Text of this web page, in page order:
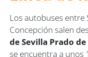
Los autobuses entre
Concepción salen
de Sevilla Prado de
se encuentra a